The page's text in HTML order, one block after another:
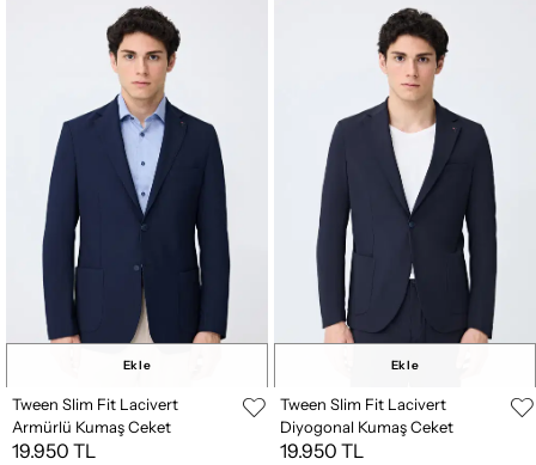
Ekle
Tween Slim Fit Lacivert
Armürlü Kumaş Ceket
19.950 TL
Ekle
Tween Slim Fit Lacivert
Diyogonal Kumaş Ceket
19.950 TL